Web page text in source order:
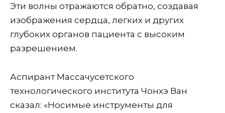
Эти волны отражаются обратно, создавая
изображения сердца, легких и других
глубоких органов пациента с высоким
разрешением.
Аспирант Массачусетского
технологического института Чонхэ Ван
сказал: «Носимые инструменты для